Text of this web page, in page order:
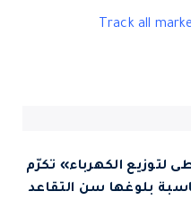
Track all
لتوزيع الكهرباء» تكرّم
بلوغها سن التقاعد